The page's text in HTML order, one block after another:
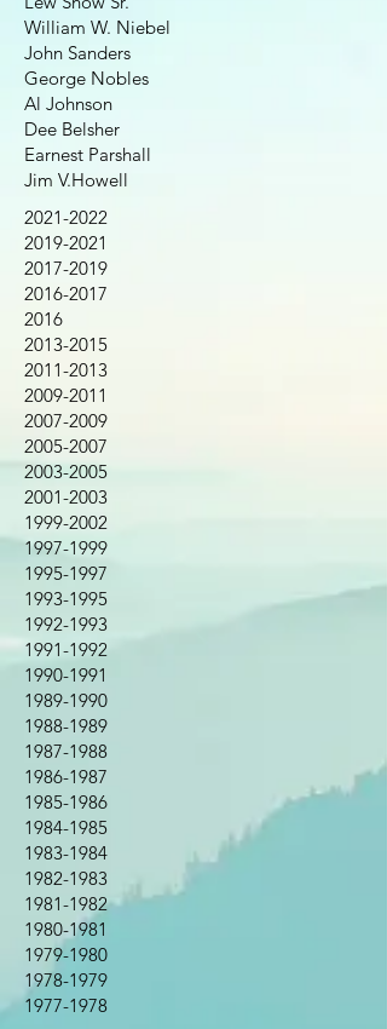
William W. Niebel
John Sanders
George Nobles
Al Johnson
Dee Belsher
Earnest Parshall
Jim V.Howell
2021-2022
2019-2021
2017-2019
2016-2017
2016
2013-2015
2011-2013
2009-2011
2007-2009
2005-2007
2003-2005
2001-2003
1999-2002
1997-1999
1995-1997
1993-1995
1992-1993
1991-1992
1990-1991
1989-1990
1988-1989
1987-1988
1986-1987
1985-1986
1984-1985
1983-1984
1982-1983
1981-1982
1980-1981
1979-1980
1978-1979
1977-1978